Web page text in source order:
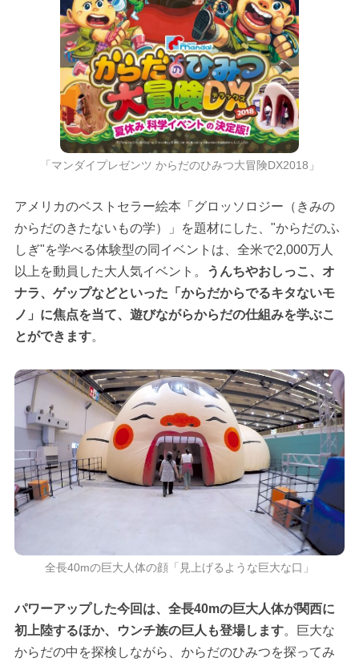
「マンダイプレゼンツ からだのひみつ大冒険DX2018」
アメリカのベストセラー絵本「グロッソロジー（きみの
からだのきたないもの学）」を題材にした、"からだのふ
しぎ"を学べる体験型の同イベントは、全米で2,000万人
以上を動員した大人気イベント。
うんちやおしっこ、オ
ナラ、ゲップなどといった「からだからでるキタないモ
ノ」に焦点を当て、遊びながらからだの仕組みを学ぶこ
とができます。
全長40mの巨大人体の顔「見上げるような巨大な口」
パワーアップした今回は、全長40mの巨大人体が関西に
初上陸するほか、ウンチ族の巨人も登場します。巨大な
からだの中を探検しながら、からだのひみつを探ってみ